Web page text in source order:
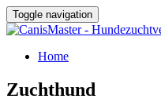
Toggle navigation
Home
Zuchthund